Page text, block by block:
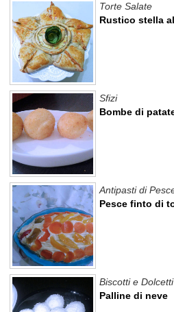
Rustico stella
Torte Salate
Bombe di
Sfizi
Pesce finto di
Antipasti di
Palline di neve
Biscotti e Dolcetti